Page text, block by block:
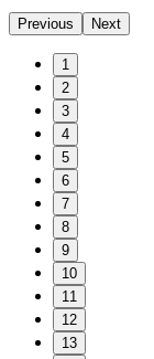
Previous Next
1
2
3
4
5
6
7
8
9
10
11
12
13